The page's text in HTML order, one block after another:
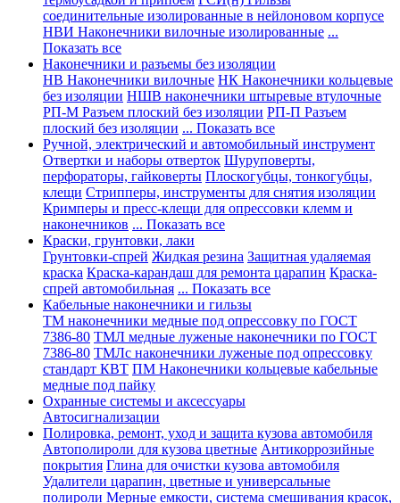
соединительные изолированные в нейлоновом корпусе
НВИ Наконечники вилочные изолированные ...
Показать все
Наконечники и разъемы без изоляции
НВ Наконечники вилочные НК Наконечники кольцевые
без изоляции НШВ наконечники штыревые втулочные
РП-М Разъем плоский без изоляции РП-П Разъем
плоский без изоляции ... Показать все
Ручной, электрический и автомобильный инструмент
Отвертки и наборы отверток Шуруповерты,
перфораторы, гайковерты Плоскогубцы, тонкогубцы,
клещи Стрипперы, инструменты для снятия изоляции
Кримперы и пресс-клещи для опрессовки клемм и
наконечников ... Показать все
Краски, грунтовки, лаки
Грунтовки-спрей Жидкая резина Защитная удаляемая
краска Краска-карандаш для ремонта царапин Краска-
спрей автомобильная ... Показать все
Кабельные наконечники и гильзы
ТМ наконечники медные под опрессовку по ГОСТ
7386-80 ТМЛ медные луженые наконечники по ГОСТ
7386-80 ТМЛс наконечники луженые под опрессовку
стандарт КВТ ПМ Наконечники кольцевые кабельные
медные под пайку
Охранные системы и аксессуары
Автосигнализации
Полировка, ремонт, уход и защита кузова автомобиля
Автополироли для кузова цветные Антикоррозийные
покрытия Глина для очистки кузова автомобиля
Удалители царапин, цветные и универсальные
полироли Мерные емкости, система смешивания красок,